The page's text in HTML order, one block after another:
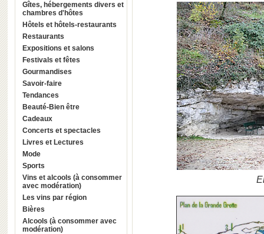
Gîtes, hébergements divers et
chambres d'hôtes
Hôtels et hôtels-restaurants
Restaurants
Expositions et salons
Festivals et fêtes
Gourmandises
Savoir-faire
Tendances
Beauté-Bien être
Cadeaux
Concerts et spectacles
Livres et Lectures
Mode
Sports
Vins et alcools (à consommer
avec modération)
Les vins par région
Bières
Alcools (à consommer avec
modération)